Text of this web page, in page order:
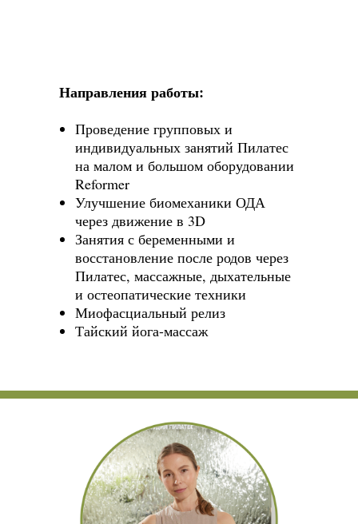
Направления работы:
Проведение групповых и
индивидуальных занятий Пилатес
на малом и большом оборудовании
Reformer
Улучшение биомеханики ОДА
через движение в 3D
Занятия с беременными и
восстановление после родов через
Пилатес, массажные, дыхательные
и остеопатические техники
Миофасциальный релиз
Тайский йога-массаж